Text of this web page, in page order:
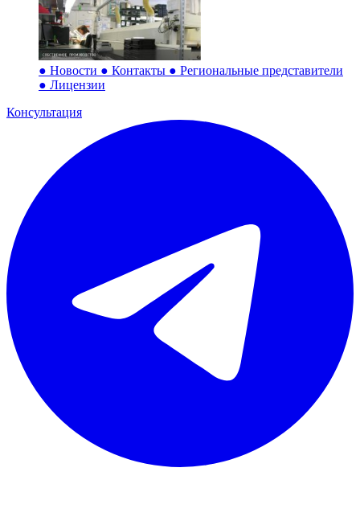
● Новости ● Контакты ● Региональные представители
● Лицензии
Консультация